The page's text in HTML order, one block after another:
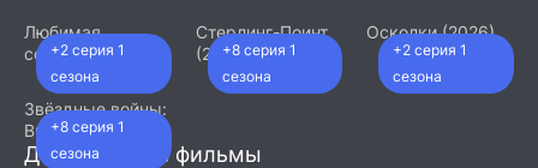
+2 серия 1
сезона
Любимая
сотрудница
(2026)
+8 серия 1
сезона
Стерлинг-Поинт
(2026)
+2 серия 1
сезона
Осколки (2026)
+8 серия 1
сезона
Звёздные войны:
Видения.
Девятый джедай
Добавленные фильмы